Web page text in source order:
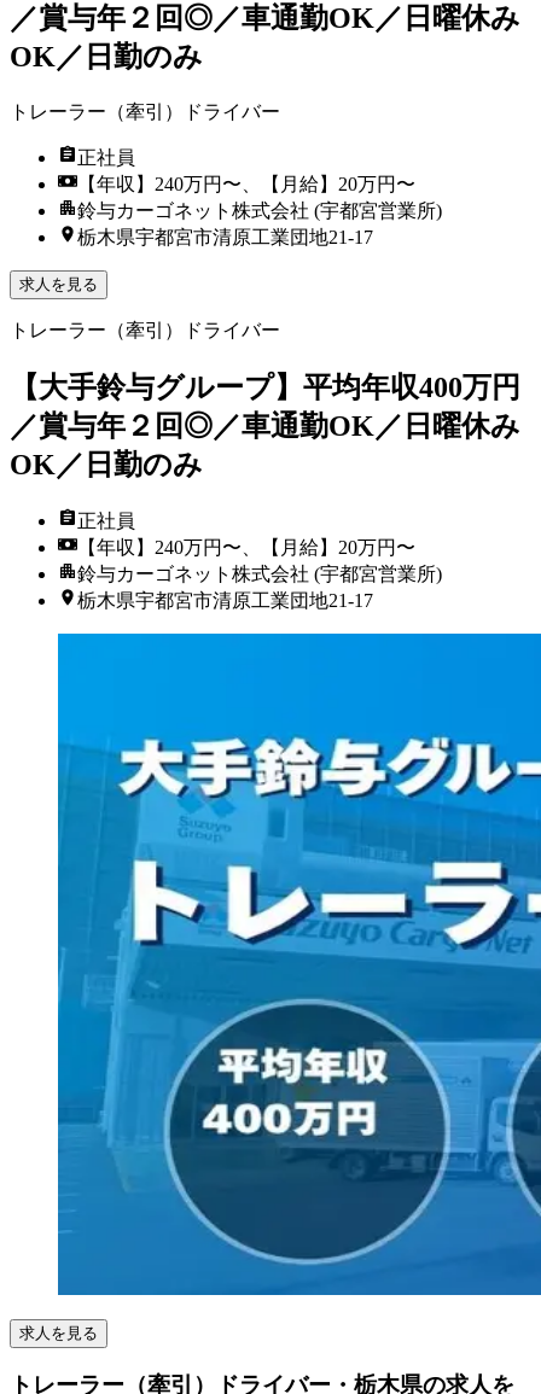
／賞与年２回◎／車通勤OK／日曜休み
OK／日勤のみ
トレーラー（牽引）ドライバー
正社員
【年収】240万円〜、【月給】20万円〜
鈴与カーゴネット株式会社 (宇都宮営業所)
栃木県宇都宮市清原工業団地21-17
求人を見る
トレーラー（牽引）ドライバー
【大手鈴与グループ】平均年収400万円
／賞与年２回◎／車通勤OK／日曜休み
OK／日勤のみ
正社員
【年収】240万円〜、【月給】20万円〜
鈴与カーゴネット株式会社 (宇都宮営業所)
栃木県宇都宮市清原工業団地21-17
求人を見る
トレーラー（牽引）ドライバー・栃木県の求人を